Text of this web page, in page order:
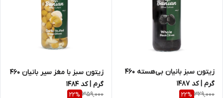
زیتون سبز بانیان بی‌هسته 460
گرم | کد 1487
329,000
22%
زیتون سبز با مغز سیر بانیان 460
گرم | کد 1484
359,000
22%